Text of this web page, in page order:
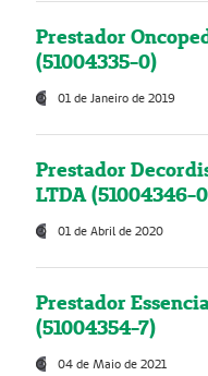
Prestador
(51004335-0)
01 de Janeiro de 2019
Prestador
LTDA (51004346-
01 de Abril de 2020
Prestador
(51004354-7)
04 de Maio de 2021